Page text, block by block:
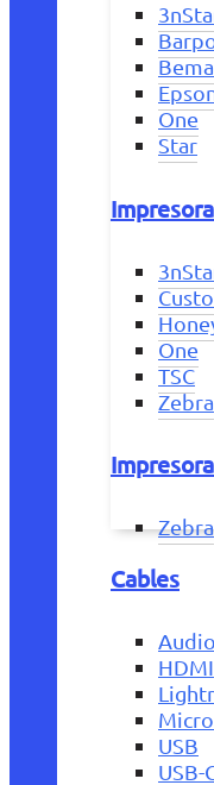
One
Star
One
TSC
Zebra
Zebra
Cables
HDMI
USB
USB-